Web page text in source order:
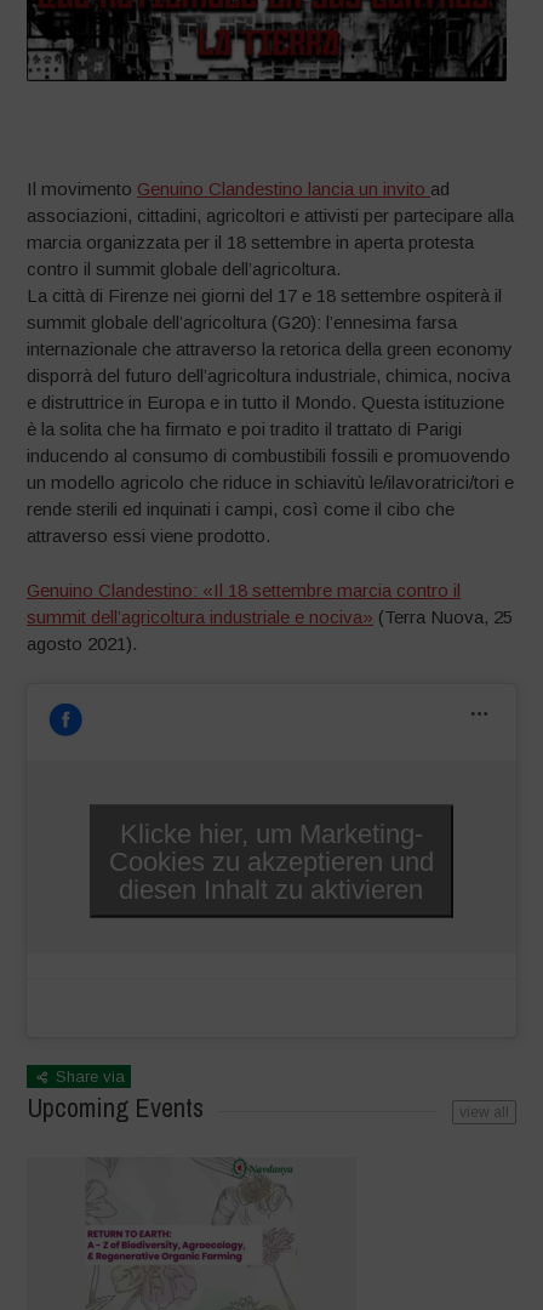
Il movimento Genuino Clandestino lancia un invito ad
associazioni, cittadini, agricoltori e attivisti per partecipare alla
marcia organizzata per il 18 settembre in aperta protesta
contro il summit globale dell’agricoltura.
La città di Firenze nei giorni del 17 e 18 settembre ospiterà il
summit globale dell’agricoltura (G20): l’ennesima farsa
internazionale che attraverso la retorica della green economy
disporrà del futuro dell’agricoltura industriale, chimica, nociva
e distruttrice in Europa e in tutto il Mondo. Questa istituzione
è la solita che ha firmato e poi tradito il trattato di Parigi
inducendo al consumo di combustibili fossili e promuovendo
un modello agricolo che riduce in schiavitù le/ilavoratrici/tori e
rende sterili ed inquinati i campi, così come il cibo che
attraverso essi viene prodotto.
Genuino Clandestino: «Il 18 settembre marcia contro il
summit dell’agricoltura industriale e nociva» (Terra Nuova, 25
agosto 2021).
Klicke hier, um Marketing-
Cookies zu akzeptieren und
diesen Inhalt zu aktivieren
Share via
Upcoming Events view all